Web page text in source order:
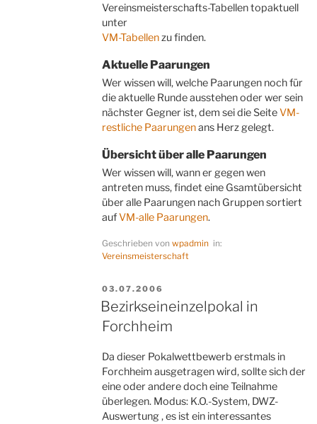
Vereinsmeisterschafts-Tabellen topaktuell
unter
VM-Tabellenzu finden.
Aktuelle Paarungen
Wer wissen will, welche Paarungen noch für
die aktuelle Runde ausstehen oder wer sein
nächster Gegner ist, dem sei die SeiteVM-
restliche Paarungenans Herz gelegt.
Übersicht über alle Paarungen
Wer wissen will, wann er gegen wen
antreten muss, findet eine Gsamtübersicht
über alle Paarungen nach Gruppen sortiert
aufVM-alle Paarungen.
Geschrieben vonwpadmin in:
Vereinsmeisterschaft
VERÖFFENTLICHT
AM
03.07.2006
Bezirkseineinzelpokal in
Forchheim
Da dieser Pokalwettbewerb erstmals in
Forchheim ausgetragen wird, sollte sich der
eine oder andere doch eine Teilnahme
überlegen. Modus: K.O.-System, DWZ-
Auswertung , es ist ein interessantes